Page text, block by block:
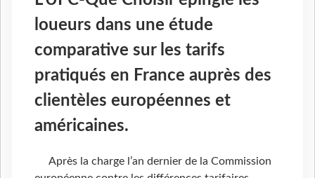
loueurs dans une étude
comparative sur les tarifs
pratiqués en France auprès des
clientèles européennes et
américaines.
Après la charge l’an dernier de la Commission